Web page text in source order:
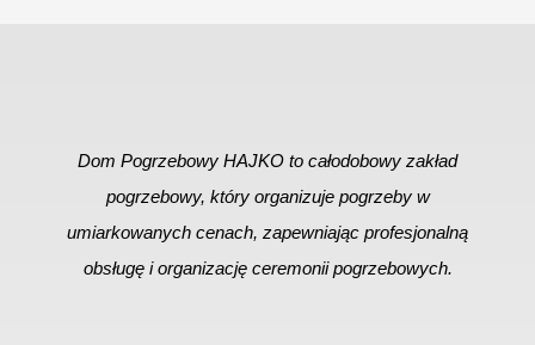
Dom Pogrzebowy HAJKO to całodobowy zakład
pogrzebowy, który organizuje pogrzeby w
umiarkowanych cenach, zapewniając profesjonalną
obsługę i organizację ceremonii pogrzebowych.